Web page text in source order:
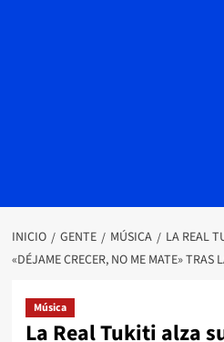
INICIO GENTE MÚSICA
LA REAL
«DÉJAME CRECER, NO ME MATE» TRAS
Música
La Real Tukiti alza